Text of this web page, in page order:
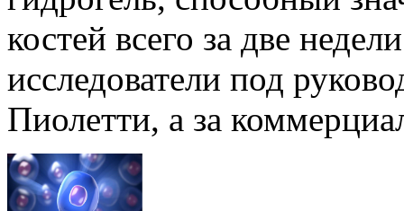
костей всего за две
исследователи под
Пиолетти, а за